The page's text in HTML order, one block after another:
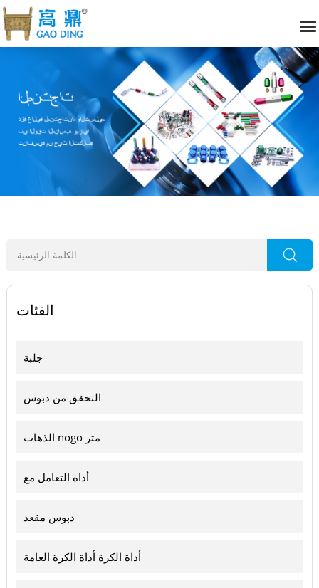
الفئات
جلبة
التحقق من دبوس
الذهاب nogo متر
أداة التعامل مع
دبوس مقعد
أداة الكرة أداة الكرة العامة